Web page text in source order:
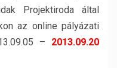
Projektiroda által
az online pályázati
– 2013.09.20